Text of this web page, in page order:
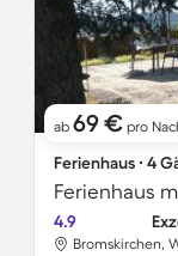
ab 69 € pro
Ferienhaus ∙ 4
4.9
Bromskirchen,